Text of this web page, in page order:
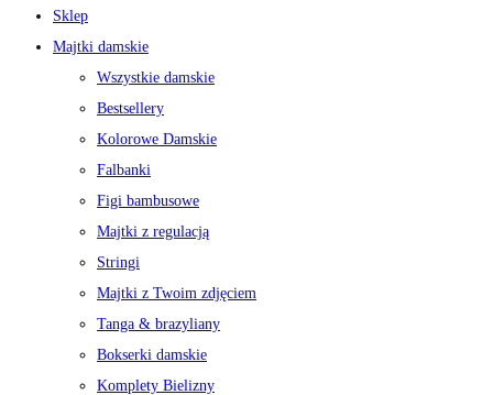
Sklep
Majtki damskie
Wszystkie damskie
Bestsellery
Kolorowe Damskie
Falbanki
Figi bambusowe
Majtki z regulacją
Stringi
Majtki z Twoim zdjęciem
Tanga & brazyliany
Bokserki damskie
Komplety Bielizny